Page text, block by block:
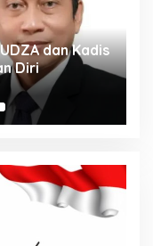
dan Kadis
Diri